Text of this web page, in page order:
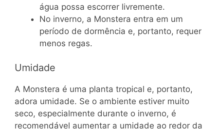
água possa escorrer livremente.
No inverno, a Monstera entra em um
período de dormência e, portanto, requer
menos regas.
Umidade
A Monstera é uma planta tropical e, portanto,
adora umidade. Se o ambiente estiver muito
seco, especialmente durante o inverno, é
recomendável aumentar a umidade ao redor da